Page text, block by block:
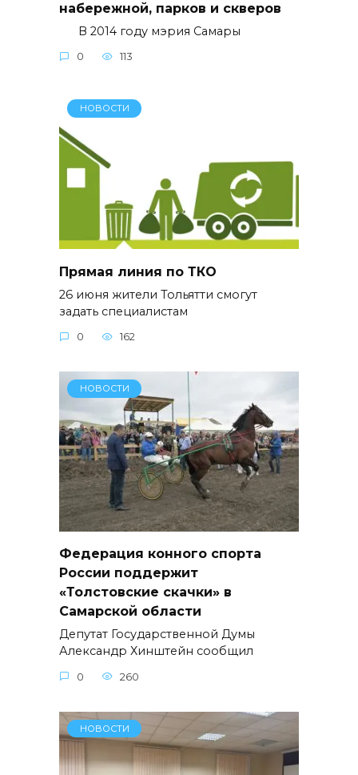
набережной, парков и скверов
В 2014 году мэрия Самары
0 113
НОВОСТИ
Прямая линия по ТКО
26 июня жители Тольятти смогут
задать специалистам
0 162
НОВОСТИ
Федерация конного спорта
России поддержит
«Толстовские скачки» в
Самарской области
Депутат Государственной Думы
Александр Хинштейн сообщил
0 260
НОВОСТИ